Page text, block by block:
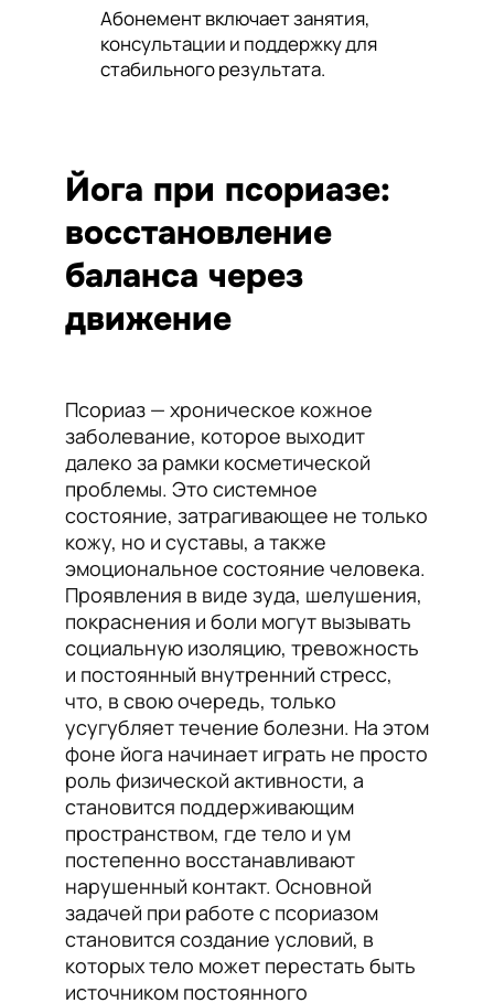
Абонемент включает занятия,
консультации и поддержку для
стабильного результата.
Йога при псориазе:
восстановление
баланса через
движение
Псориаз — хроническое кожное
заболевание, которое выходит
далеко за рамки косметической
проблемы. Это системное
состояние, затрагивающее не только
кожу, но и суставы, а также
эмоциональное состояние человека.
Проявления в виде зуда, шелушения,
покраснения и боли могут вызывать
социальную изоляцию, тревожность
и постоянный внутренний стресс,
что, в свою очередь, только
усугубляет течение болезни. На этом
фоне йога начинает играть не просто
роль физической активности, а
становится поддерживающим
пространством, где тело и ум
постепенно восстанавливают
нарушенный контакт. Основной
задачей при работе с псориазом
становится создание условий, в
которых тело может перестать быть
источником постоянного